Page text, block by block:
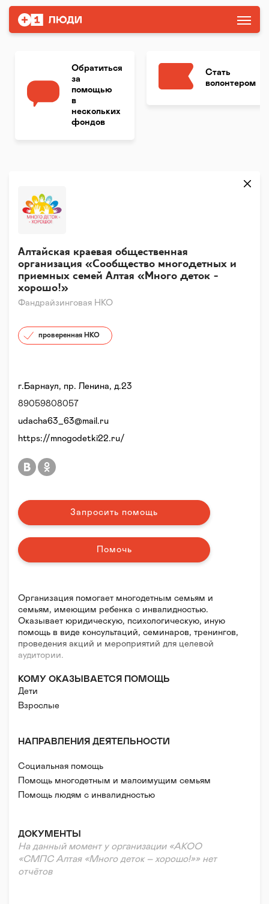
Обратиться
за
помощью
в
нескольких
фондов
Стать
волонтером
Фандрайзинговая НКО
Алтайская краевая общественная
организация «Сообщество многодетных и
приемных семей Алтая «Много деток -
хорошо!»
проверенная НКО
Организация помогает многодетным семьям и
семьям, имеющим ребенка с инвалидностью.
Оказывает юридическую, психологическую, иную
помощь в виде консультаций, семинаров, тренингов,
проведения акций и мероприятий для целевой
аудитории.
КОМУ ОКАЗЫВАЕТСЯ ПОМОЩЬ
Дети
Взрослые
НАПРАВЛЕНИЯ ДЕЯТЕЛЬНОСТИ
Социальная помощь
Помощь многодетным и малоимущим семьям
Помощь людям с инвалидностью
Волонтерская помощь
Психологическая помощь
Правовая поддержка
ДОКУМЕНТЫ
На данный момент у организации «АКОО
«СМПС Алтая «Много деток – хорошо!»» нет
отчётов
г.Барнаул, пр. Ленина, д.23
89059808057
udacha63_63@mail.ru
https://mnogodetki22.ru/
Запросить помощь
Помочь